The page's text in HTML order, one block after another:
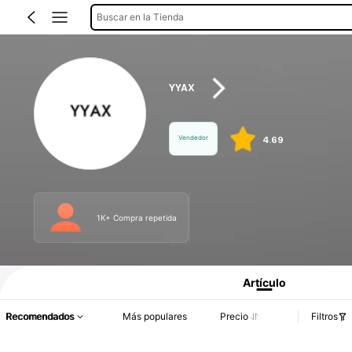
Buscar en la Tienda
YYAX
Vendedor 4.69
1K+ Compra repetida
Información del producto: Divulgación de precios, detalles de ventas y
Artículo
Recomendados Más populares Precio Filtros